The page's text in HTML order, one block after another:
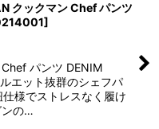
クックマン Chef パンツ
]
パンツ DENIM
エット抜群のシェフパ
様でストレスなく履け
ンの…